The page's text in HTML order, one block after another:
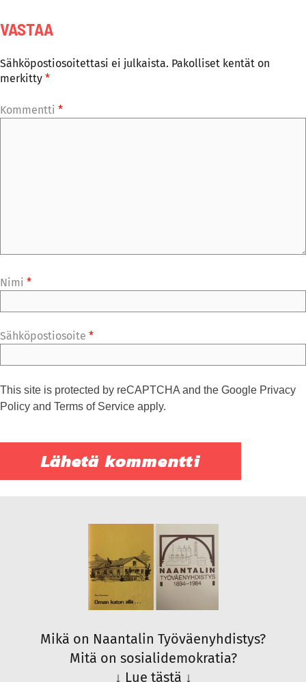
VASTAA
Sähköpostiosoitettasi ei julkaista. Pakolliset kentät on
merkitty *
Kommentti *
Nimi *
Sähköpostiosoite *
This site is protected by reCAPTCHA and the Google Privacy
Policy and Terms of Service apply.
Mikä on Naantalin Työväenyhdistys?
Mitä on sosialidemokratia?
↓ Lue tästä ↓